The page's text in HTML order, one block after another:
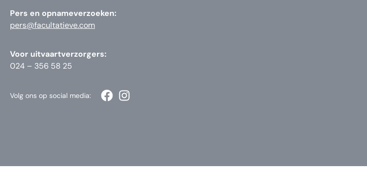
Pers en opnameverzoeken:
pers@facultatieve.com
Voor uitvaartverzorgers:
024 – 356 58 25
Volg ons op social media: